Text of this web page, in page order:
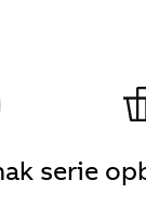
serie